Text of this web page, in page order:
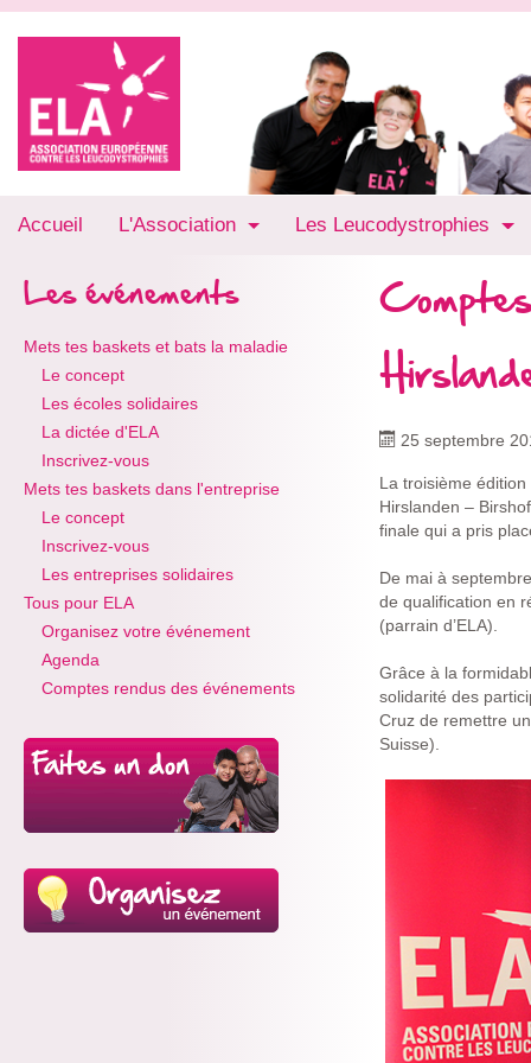
Accueil L'Association Les Leucodystrophies
Les événements
Mets tes baskets et bats la maladie
Le concept
Les écoles solidaires
La dictée d'ELA
Inscrivez-vous
Mets tes baskets dans l'entreprise
Le concept
Inscrivez-vous
Les entreprises solidaires
Tous pour ELA
Organisez votre événement
Agenda
Comptes rendus des événements
25 septembre
La troisième
Hirslanden –
finale qui a pris
De mai à
de qualification en
(parrain d’ELA).
Grâce à la
solidarité des
Cruz de remettre
Suisse).